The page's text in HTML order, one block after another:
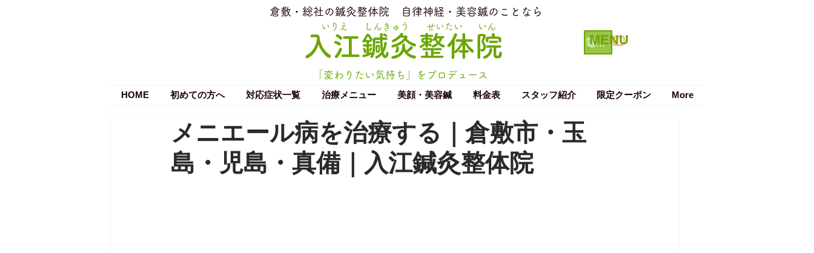
いりえ
​倉敷・総社の鍼灸整体院 ​自律神経・美容鍼のことなら
​入江鍼灸整体院
せいたい
しんきゅう いん
電話で予約する クーポン
MENU
「変わりたい気持ち」をプロデュース
HOME
初めての方へ 対応症状一覧 治療メニュー 美顔・美容鍼 料金表 スタッフ紹介 限定クーポン More
メニエール病を治療する｜倉敷市・玉
島・児島・真備｜入江鍼灸整体院